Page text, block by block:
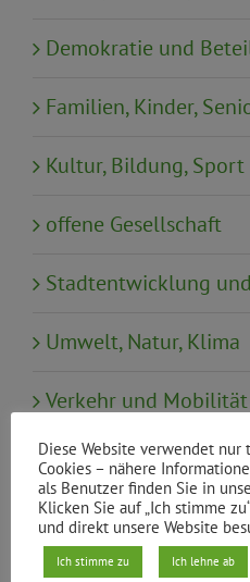
Demokratie und
Familien, Kinder,
Kultur, Bildung, Sport
offene Gesellschaft
Stadtentwicklung
Umwelt, Natur, Klima
Verkehr und Mobilität
Wahl
Wirtschaft,
Diese Website verwendet
Cookies – nähere
als Benutzer finden Sie in
Klicken Sie auf „Ich stimme
und direkt unsere Website
Ich stimme zu Ich lehne ab